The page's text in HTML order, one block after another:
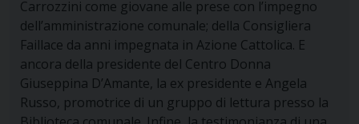
Carrozzini come giovane alle prese con l’impegno
dell’amministrazione comunale; della Consigliera
Faillace da anni impegnata in Azione Cattolica. E
ancora della presidente del Centro Donna
Giuseppina D’Amante, la ex presidente e Angela
Russo, promotrice di un gruppo di lettura presso la